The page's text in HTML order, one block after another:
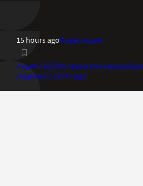
15 hours agoИнвестиции
Акции Fujifilm пережили
падение с 1974 года